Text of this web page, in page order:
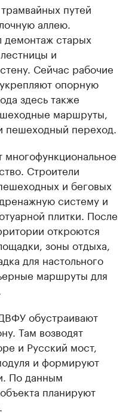
путей
аллею.
демонтаж старых
и
Сейчас рабочие
опорную
здесь также
маршруты,
пешеходный переход.
Строители
и беговых
систему и
плитки. После
откроются
зоны отдыха,
для настольного
маршруты для
обустраивают
Там возводят
и Русский мост,
и формируют
По данным
планируют